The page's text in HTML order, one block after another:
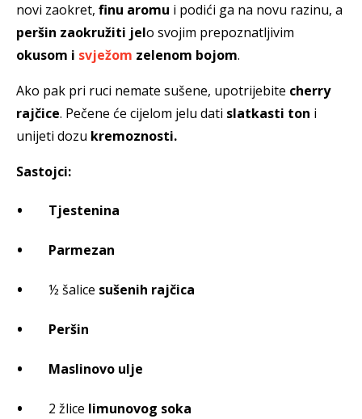
novi zaokret, finu aromu i podići ga na novu razinu, a
peršin zaokružiti jelo svojim prepoznatljivim
okusom i svježom zelenom bojom.
Ako pak pri ruci nemate sušene, upotrijebite cherry
rajčice. Pečene će cijelom jelu dati slatkasti ton i
unijeti dozu kremoznosti.
Sastojci:
Tjestenina
Parmezan
½ šalice sušenih rajčica
Peršin
Maslinovo ulje
2 žlice limunovog soka